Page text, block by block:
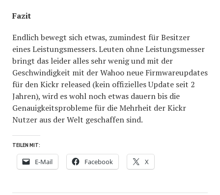
Fazit
Endlich bewegt sich etwas, zumindest für Besitzer
eines Leistungsmessers. Leuten ohne Leistungsmesser
bringt das leider alles sehr wenig und mit der
Geschwindigkeit mit der Wahoo neue Firmwareupdates
für den Kickr released (kein offizielles Update seit 2
Jahren), wird es wohl noch etwas dauern bis die
Genauigkeitsprobleme für die Mehrheit der Kickr
Nutzer aus der Welt geschaffen sind.
TEILEN MIT:
E-Mail Facebook X